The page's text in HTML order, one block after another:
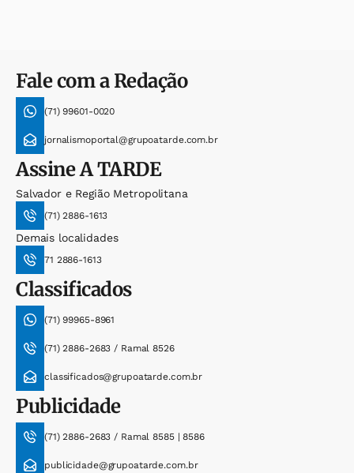
Fale com a Redação
(71) 99601-0020
jornalismoportal@grupoatarde.com.br
AssineA TARDE
Salvador e Região Metropolitana
(71) 2886-1613
Demais localidades
71 2886-1613
Classificados
(71) 99965-8961
(71) 2886-2683 / Ramal 8526
classificados@grupoatarde.com.br
Publicidade
(71) 2886-2683 / Ramal 8585 | 8586
publicidade@grupoatarde.com.br